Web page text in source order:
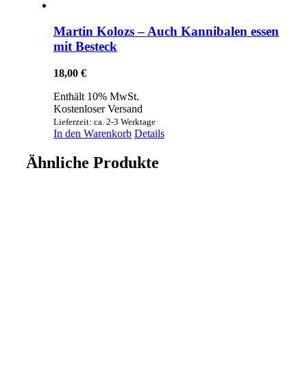
Martin Kolozs – Auch Kannibalen essen
mit Besteck
18,00 €
Enthält 10% MwSt.
Kostenloser Versand
Lieferzeit: ca. 2-3 Werktage
In den Warenkorb Details
Ähnliche Produkte